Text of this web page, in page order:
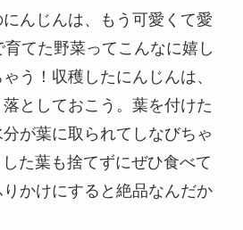
んじんは、もう可愛くて愛
てた野菜ってこんなに嬉し
う！収穫したにんじんは、
としておこう。葉を付けた
が葉に取られてしなびちゃ
した葉も捨てずにぜひ食べて
かけにすると絶品なんだか